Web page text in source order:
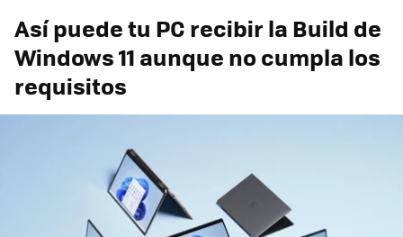
Así puede tu PC recibir la Build de
Windows 11 aunque no cumpla los
requisitos